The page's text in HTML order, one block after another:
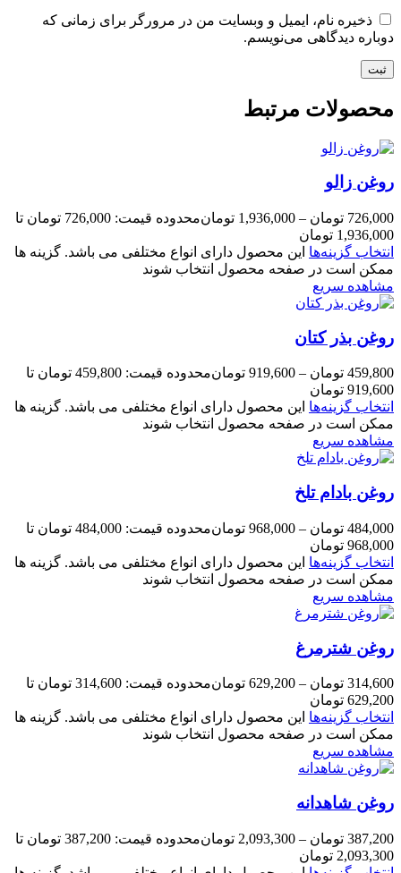
ذخیره نام، ایمیل و وبسایت من در مرورگر برای زمانی که
دوباره دیدگاهی می‌نویسم.
محصولات مرتبط
روغن زالو
726,000 تومان –
1,936,000 تومان
محدوده قیمت: 726,000 تومان تا
1,936,000 تومان
انتخاب گزینه‌ها این محصول دارای انواع مختلفی می باشد. گزینه ها
ممکن است در صفحه محصول انتخاب شوند
مشاهده سریع
روغن بذر کتان
459,800 تومان –
919,600 تومان
محدوده قیمت: 459,800 تومان تا
919,600 تومان
انتخاب گزینه‌ها این محصول دارای انواع مختلفی می باشد. گزینه ها
ممکن است در صفحه محصول انتخاب شوند
مشاهده سریع
روغن بادام تلخ
484,000 تومان –
968,000 تومان
محدوده قیمت: 484,000 تومان تا
968,000 تومان
انتخاب گزینه‌ها این محصول دارای انواع مختلفی می باشد. گزینه ها
ممکن است در صفحه محصول انتخاب شوند
مشاهده سریع
روغن شترمرغ
314,600 تومان –
629,200 تومان
محدوده قیمت: 314,600 تومان تا
629,200 تومان
انتخاب گزینه‌ها این محصول دارای انواع مختلفی می باشد. گزینه ها
ممکن است در صفحه محصول انتخاب شوند
مشاهده سریع
روغن شاهدانه
387,200 تومان –
2,093,300 تومان
محدوده قیمت: 387,200 تومان تا
2,093,300 تومان